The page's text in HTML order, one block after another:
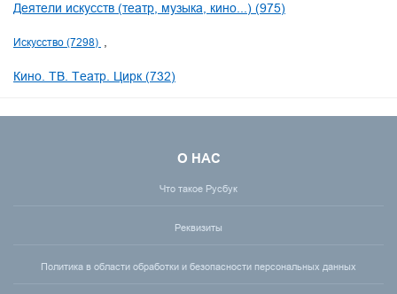
Деятели искусств (театр, музыка, кино...) (975)
Искусство (7298)
Кино. ТВ. Театр. Цирк (732)
О НАС
Что такое Русбук
Реквизиты
Политика в области обработки и безопасности персональных данных